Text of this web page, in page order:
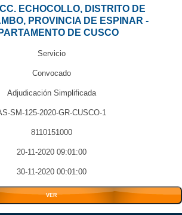
ECHOCOLLO, DISTRITO DE
PROVINCIA DE ESPINAR -
DE CUSCO
Servicio
Convocado
Adjudicación Simplificada
SM-125-2020-GR-CUSCO-1
8110151000
20-11-2020 09:01:00
30-11-2020 00:01:00
VER